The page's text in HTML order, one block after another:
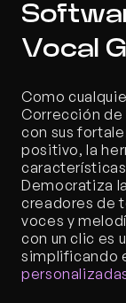
Vocal
Como
Corrección de
con sus
positivo, la
Democratiza
creadores de
voces y
con un clic es
simplificando